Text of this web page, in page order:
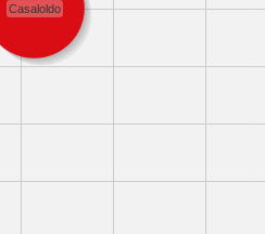
Casaloldo